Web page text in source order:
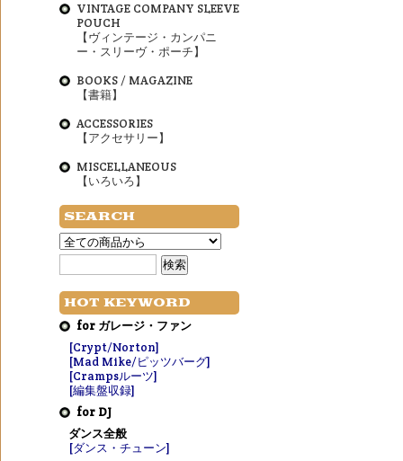
VINTAGE COMPANY SLEEVE
POUCH
【ヴィンテージ・カンパニ
ー・スリーヴ・ポーチ】
BOOKS / MAGAZINE
【書籍】
ACCESSORIES
【アクセサリー】
MISCELLANEOUS
【いろいろ】
SEARCH
HOT KEYWORD
for ガレージ・ファン
[Crypt/Norton]
[Mad Mike/ピッツバーグ]
[Crampsルーツ]
[編集盤収録]
for DJ
ダンス全般
[ダンス・チューン]